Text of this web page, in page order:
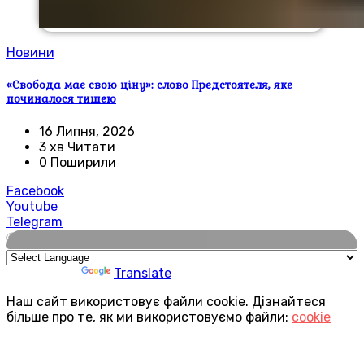
Новини
«Свобода має свою ціну»: слово Предстоятеля, яке
починалося тишею
16 Липня, 2026
3 хв Читати
0 Поширили
Facebook
Youtube
Telegram
🌍
Translate
Наш сайт використовує файли cookie. Дізнайтеся
більше про те, як ми використовуємо файли: cookie